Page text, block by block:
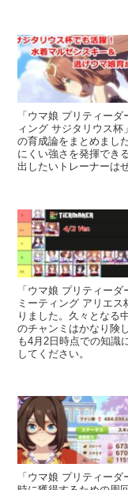
「ウマ娘 プリティー
ィング サジタリウス
の育成論をまとめまし
にくい強さを発揮でき
出したいトレーナーは
「ウマ娘 プリティー
ミーティング アリエス
りました。久々となる
のチャンミはかなり険
も4月2日時点での知識
してください。
「ウマ娘 プリティー